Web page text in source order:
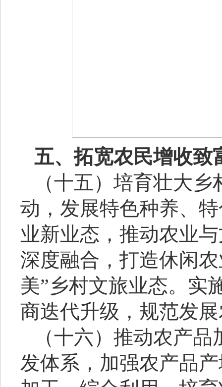
五、拓宽农民增收致
（十五）培育壮大
动，发展特色种养、
业新业态，推动农业
深度融合，打造休闲
美”乡村文旅业态。实
商迭代升级，规范发
（十六）推动农产
发体系，加强农产品